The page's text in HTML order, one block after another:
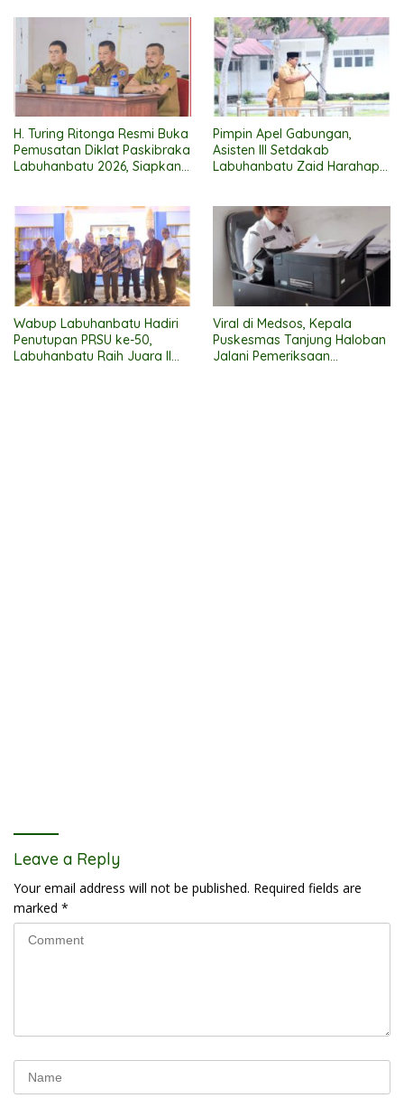
H. Turing Ritonga Resmi Buka
Pemusatan Diklat Paskibraka
Labuhanbatu 2026, Siapkan
Pimpin Apel Gabungan,
Asisten III Setdakab
Labuhanbatu Zaid Harahap
Pemerintahan Profesional
Wabup Labuhanbatu Hadiri
Penutupan PRSU ke-50,
Labuhanbatu Raih Juara II
Viral di Medsos, Kepala
Puskesmas Tanjung Haloban
Jalani Pemeriksaan
Leave a Reply
Your email address will not be published. Required fields are
marked *